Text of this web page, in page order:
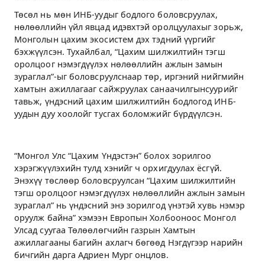
Төсөл нь мөн ИНБ-уудыг бодлого боловсруулах,
нөлөөллийн үйл явцад идэвхтэй оролцуулахыг зорьж,
Монголын цахим экосистем дэх тэдний үүргийг
бэхжүүлсэн. Тухайлбал, “Цахим шилжилтийн тэгш
оролцоог нэмэгдүүлэх нөлөөллийн ажлын замын
зураглал”-ыг боловсруулснаар төр, иргэний нийгмийн
хамтын ажиллагааг сайжруулах санаачилгынсуурийг
тавьж, үндэсний цахим шилжилтийн бодлогод ИНБ-
уудын дуу хоолойг тусгах боломжийг бүрдүүлсэн.
“Монгол Улс “Цахим Үндэстэн” болох зорилгоо
хэрэгжүүлэхийн тулд хэнийг ч орхигдуулах ёсгүй.
Энэхүү төслөөр боловсруулсан “Цахим шилжилтийн
тэгш оролцоог нэмэгдүүлэх нөлөөллийн ажлын замын
зураглал” нь үндэсний энэ зорилгод үнэтэй хувь нэмэр
оруулж байна” хэмээн Европын Холбооноос Монгол
Улсад суугаа Төлөөлөгчийн газрын Хамтын
ажиллагааны багийн ахлагч бөгөөд Нэгдүгээр нарийн
бичгийн дарга Адриен Мург онцлов.